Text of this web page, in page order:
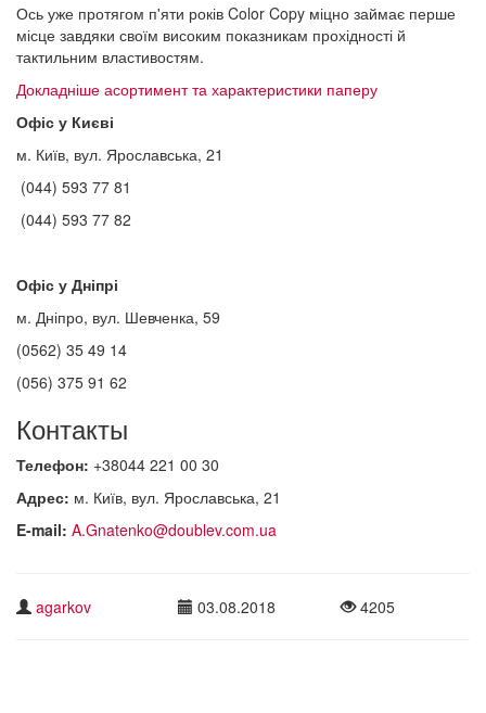
Ось уже протягом п'яти років Color Copy міцно займає перше
місце завдяки своїм високим показникам прохідності й
тактильним властивостям.
Докладніше асортимент та характеристики паперу
Офіс у Києві
м. Київ, вул. Ярославська, 21
(044) 593 77 81
(044) 593 77 82
Офіс у Дніпрі
м. Дніпро, вул. Шевченка, 59
(0562) 35 49 14
(056) 375 91 62
Контакты
Телефон: +38044 221 00 30
Адрес: м. Київ, вул. Ярославська, 21
E-mail: A.Gnatenko@doublev.com.ua
agarkov 03.08.2018 4205